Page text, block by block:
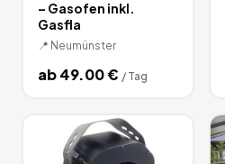
– Gasofen inkl.
Gasfla
📍 Neumünster
ab49.00€ / Tag